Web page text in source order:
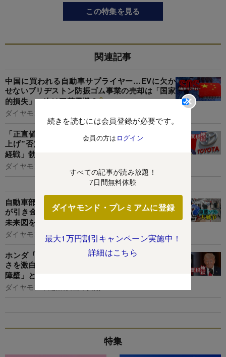
続きを読むには会員登録が必要です。
会員の方は ログイン
すべての記事が読み放題！
7日間無料体験
ダイヤモンド・プレミアムに登録
最大1万円割引キャンペーン実施中！
詳細はこちら
この特集を見る
関連記事
中国に買われる自動車サプライヤー…EVに欠か
せないブリヂストン防振ゴム事業の売却は「国家
的損失」、次は三菱電機？
ダイヤモンド編集部,千本木啓文
「正直値上げしたい」の声も…トヨタが“関税値
上げ”否定で自動車・部品メーカーに「2つの神
経戦」勃発！
ダイヤモンド編集部,山本興陽
自動車部品サプライヤーの再編は「SDVの浸透」
が引き金に！コンサルティング会社EYが業界の
未来図を大胆予想
ダイヤモンド編集部,宮井貴之
ホンダ「米国生産9割」報道は幻か…幹部が困難
さを激白、工場の米国移転に立ちはだかる「2大
障壁」とは
ダイヤモンド編集部,山本興陽
特集